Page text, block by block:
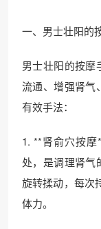
一、男士壮阳的
男士壮阳的按摩
流通、增强肾气
有效手法：
1. **肾俞穴按
处，是调理肾气
旋转揉动，每次
体力。